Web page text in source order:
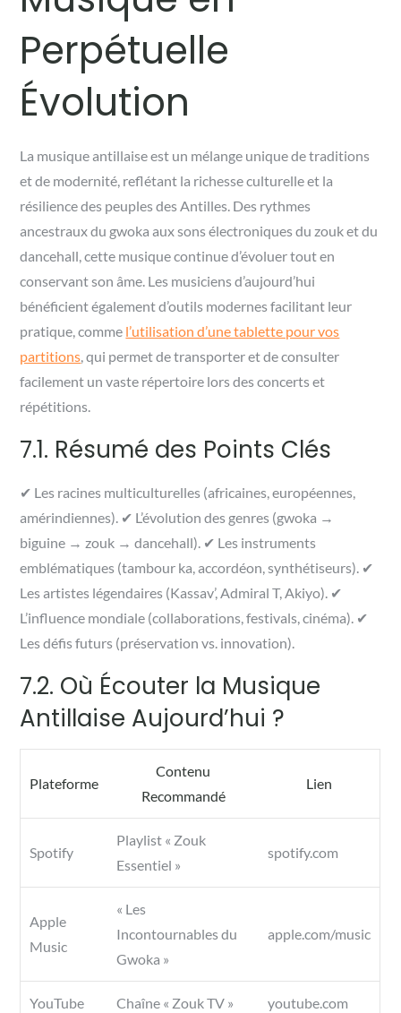
Perpétuelle
Évolution
La musique antillaise est un mélange unique de traditions
et de modernité, reflétant la richesse culturelle et la
résilience des peuples des Antilles. Des rythmes
ancestraux du gwoka aux sons électroniques du zouk et du
dancehall, cette musique continue d’évoluer tout en
conservant son âme. Les musiciens d’aujourd’hui
bénéficient également d’outils modernes facilitant leur
pratique, comme l’utilisation d’une tablette pour vos
partitions, qui permet de transporter et de consulter
facilement un vaste répertoire lors des concerts et
répétitions.
7.1. Résumé des Points Clés
✔ Les racines multiculturelles (africaines, européennes,
amérindiennes). ✔ L’évolution des genres (gwoka →
biguine → zouk → dancehall). ✔ Les instruments
emblématiques (tambour ka, accordéon, synthétiseurs). ✔
Les artistes légendaires (Kassav’, Admiral T, Akiyo). ✔
L’influence mondiale (collaborations, festivals, cinéma). ✔
Les défis futurs (préservation vs. innovation).
7.2. Où Écouter la Musique
Antillaise Aujourd’hui ?
Plateforme
Contenu
Recommandé
Lien
Spotify
Playlist « Zouk
Essentiel »
spotify.com
Apple
Music
« Les
Incontournables du
Gwoka »
apple.com/music
YouTube Chaîne « Zouk TV » youtube.com